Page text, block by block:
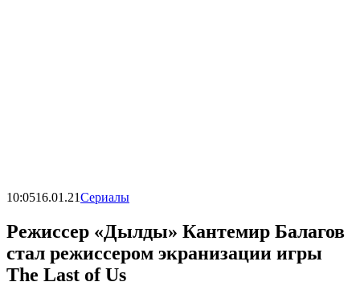
10:0516.01.21Сериалы
Режиссер «Дылды» Кантемир Балагов
стал режиссером экранизации игры
The Last of Us